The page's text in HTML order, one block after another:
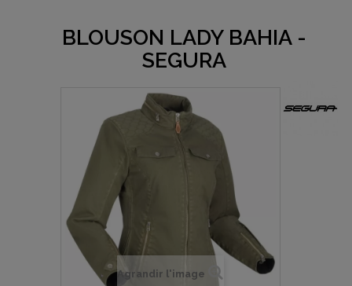
BLOUSON LADY BAHIA -
SEGURA
Agrandir l'image